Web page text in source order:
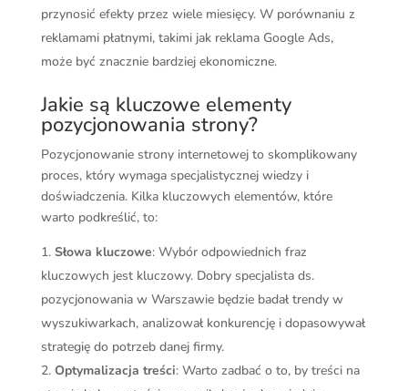
przynosić efekty przez wiele miesięcy. W porównaniu z
reklamami płatnymi, takimi jak reklama Google Ads,
może być znacznie bardziej ekonomiczne.
Jakie są kluczowe elementy
pozycjonowania strony?
Pozycjonowanie strony internetowej to skomplikowany
proces, który wymaga specjalistycznej wiedzy i
doświadczenia. Kilka kluczowych elementów, które
warto podkreślić, to:
Słowa kluczowe: Wybór odpowiednich fraz
kluczowych jest kluczowy. Dobry specjalista ds.
pozycjonowania w Warszawie będzie badał trendy w
wyszukiwarkach, analizował konkurencję i dopasowywał
strategię do potrzeb danej firmy.
Optymalizacja treści: Warto zadbać o to, by treści na